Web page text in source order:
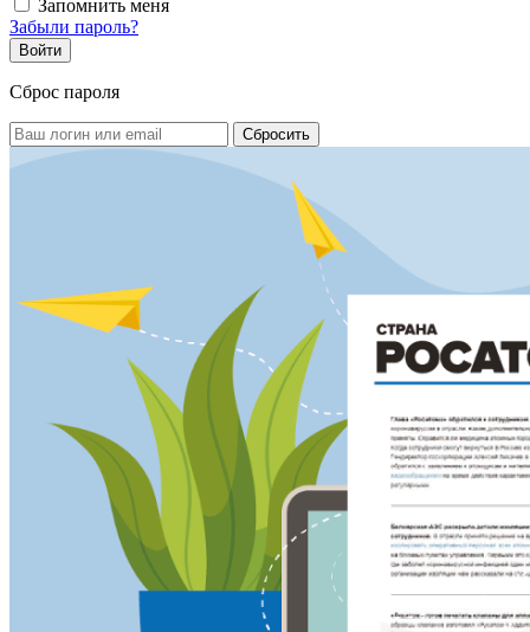
Запомнить меня
Забыли пароль?
Сброс пароля